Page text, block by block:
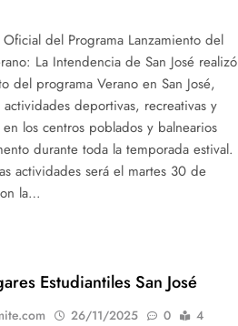
Oficial del Programa Lanzamiento del
La Intendencia de San José realizó
del programa Verano en San José,
deportivas, recreativas y
en los centros poblados y balnearios
durante toda la temporada estival.
actividades será el martes 30 de
la…
Estudiantiles San José
26/11/2025 0
4